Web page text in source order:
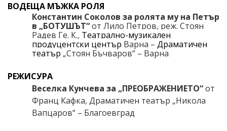
ВОДЕЩА МЪЖКА РОЛЯ
Константин Соколов за ролята му на Петър
в „БОТУШЪТ“от Лило Петров, реж. Стоян
Радев Ге. К., Театрално-музикален
продуцентски център Варна – Драматичен
театър „Стоян Бъчваров“ – Варна
РЕЖИСУРА
Веселка Кунчева за „ПРЕОБРАЖЕНИЕТО“от
Франц Кафка, Драматичен театър „Никола
Вапцаров“ – Благоевград